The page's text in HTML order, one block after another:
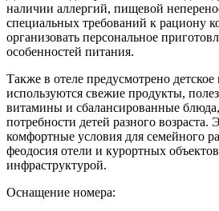
наличии аллергий, пищевой
специальных требований к рациону
организовать персональное
особенностей питания.
Также в отеле предусмотрено
используются свежие продукты,
витамины и сбалансированные
потребности детей разного возраста.
комфортные условия для семейного
феодосия отели и курортных
инфраструктурой.
Оснащение номера: